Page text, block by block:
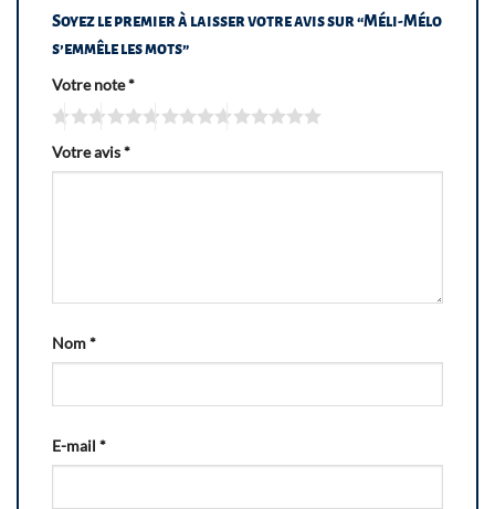
Soyez le premier à laisser votre avis sur “Méli-Mélo
s’emmêle les mots”
Votre note*
Votre avis*
Nom*
E-mail *